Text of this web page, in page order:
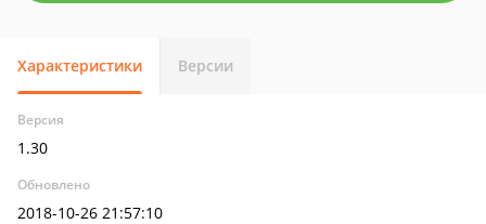
Характеристики Версии
Версия
1.30
Обновлено
2018-10-26 21:57:10